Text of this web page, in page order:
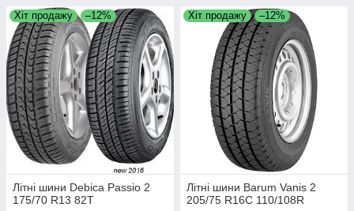
Хіт продажу –12%
Літні шини Debica Passio 2
175/70 R13 82T
Хіт продажу –12%
Літні шини Barum Vanis 2
205/75 R16C 110/108R